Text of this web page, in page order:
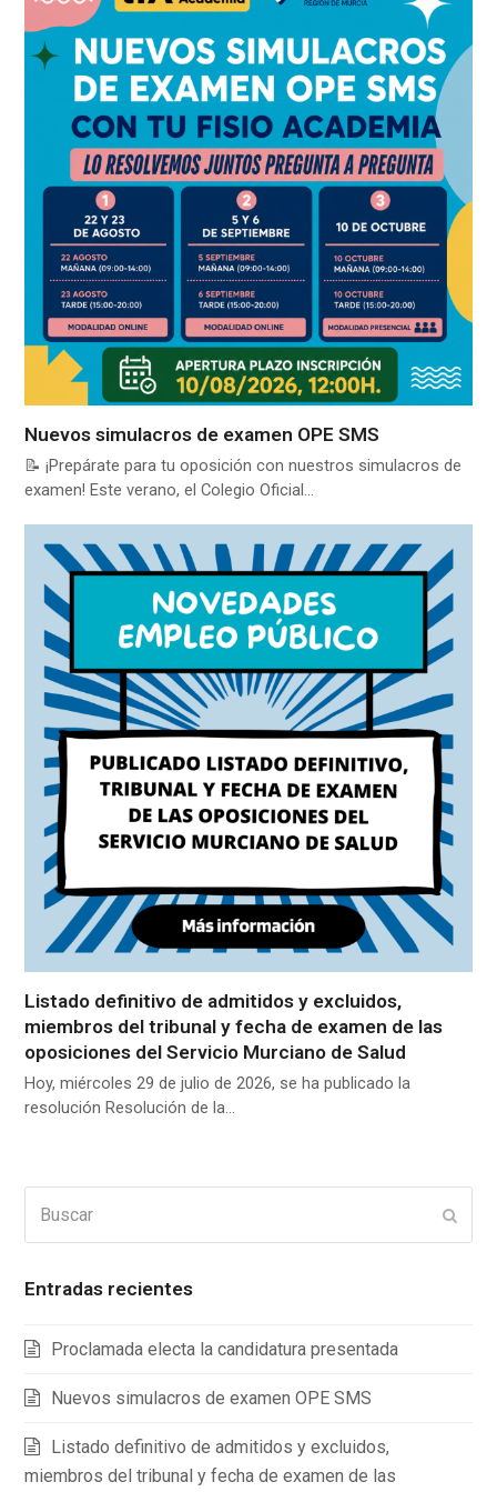
Nuevos simulacros de examen OPE SMS
📝 ¡Prepárate para tu oposición con nuestros simulacros de
examen! Este verano, el Colegio Oficial…
Listado definitivo de admitidos y excluidos,
miembros del tribunal y fecha de examen de las
oposiciones del Servicio Murciano de Salud
Hoy, miércoles 29 de julio de 2026, se ha publicado la
resolución Resolución de la…
Entradas recientes
Proclamada electa la candidatura presentada
Nuevos simulacros de examen OPE SMS
Listado definitivo de admitidos y excluidos,
miembros del tribunal y fecha de examen de las